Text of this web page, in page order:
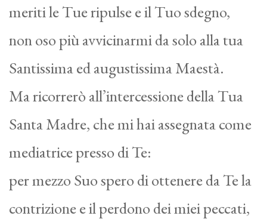
meriti le Tue ripulse e il Tuo sdegno,
non oso più avvicinarmi da solo alla tua
Santissima ed augustissima Maestà.
Ma ricorrerò all’intercessione della Tua
Santa Madre, che mi hai assegnata come
mediatrice presso di Te:
per mezzo Suo spero di ottenere da Te la
contrizione e il perdono dei miei peccati,